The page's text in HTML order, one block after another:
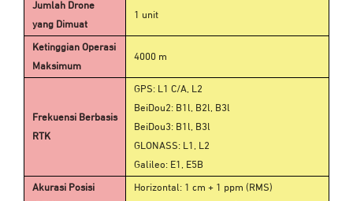
Jumlah Drone
yang Dimuat
1 unit
Ketinggian Operasi
Maksimum
4000 m
Frekuensi Berbasis
RTK
GPS: L1 C/A, L2
BeiDou2: B1l, B2l, B3l
BeiDou3: B1l, B3l
GLONASS: L1, L2
Galileo: E1, E5B
Akurasi Posisi
Horizontal: 1 cm + 1 ppm (RMS)